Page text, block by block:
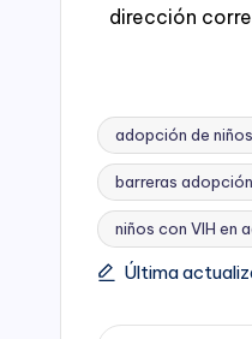
dirección
adopción de
barreras
niños con VIH en
Última